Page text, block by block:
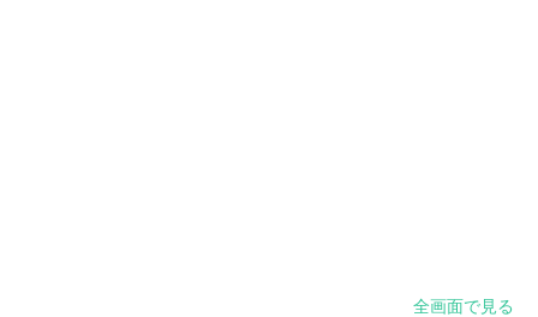
全画面で見る